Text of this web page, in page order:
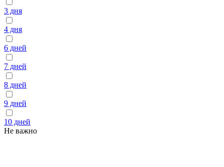
3 дня
4 дня
6 дней
7 дней
8 дней
9 дней
10 дней
Не важно